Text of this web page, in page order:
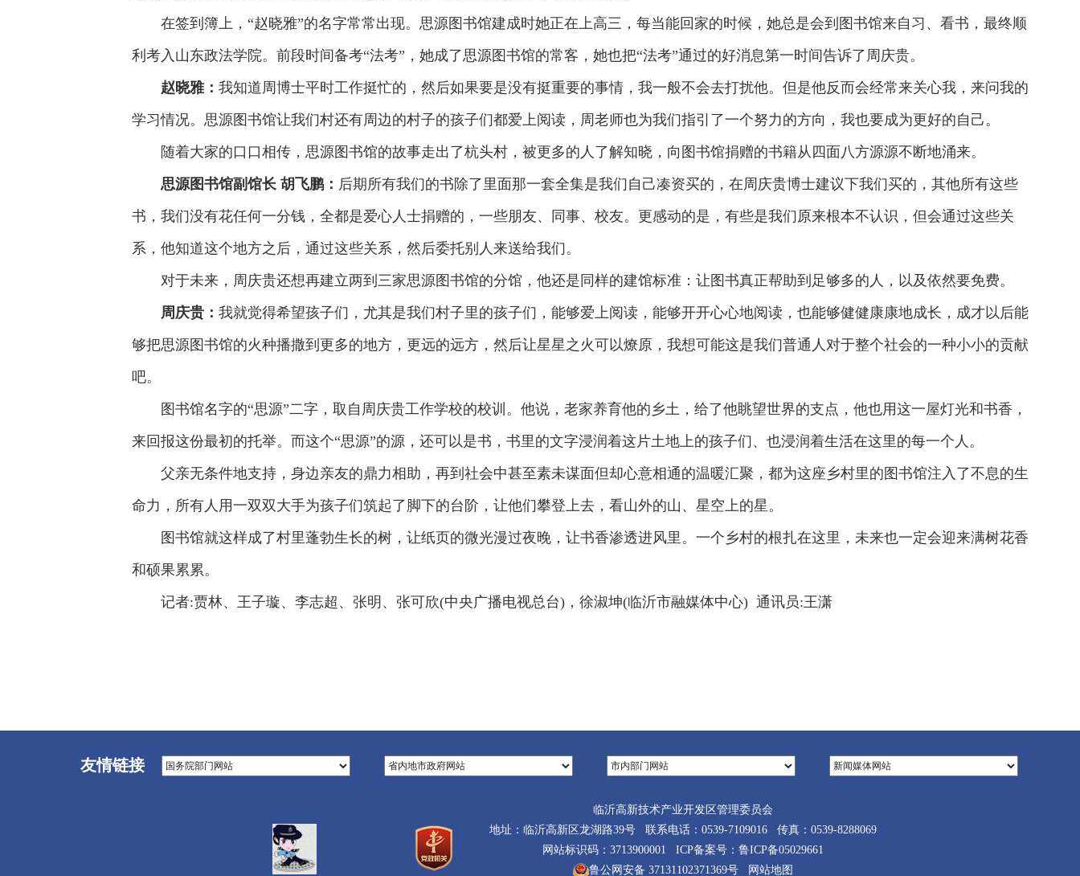
在签到簿上，“赵晓雅”的名字常常出现。思源图书馆建成时她正在上高三，每当能回家的时候，她总是会到图书馆来自习、看书，最终顺
利考入山东政法学院。前段时间备考“法考”，她成了思源图书馆的常客，她也把“法考”通过的好消息第一时间告诉了周庆贵。
赵晓雅： 我知道周博士平时工作挺忙的，然后如果要是没有挺重要的事情，我一般不会去打扰他。但是他反而会经常来关心我，来问我的
学习情况。思源图书馆让我们村还有周边的村子的孩子们都爱上阅读，周老师也为我们指引了一个努力的方向，我也要成为更好的自己。
随着大家的口口相传，思源图书馆的故事走出了杭头村，被更多的人了解知晓，向图书馆捐赠的书籍从四面八方源源不断地涌来。
思源图书馆副馆长 胡飞鹏： 后期所有我们的书除了里面那一套全集是我们自己凑资买的，在周庆贵博士建议下我们买的，其他所有这些
书，我们没有花任何一分钱，全都是爱心人士捐赠的，一些朋友、同事、校友。更感动的是，有些是我们原来根本不认识，但会通过这些关
系，他知道这个地方之后，通过这些关系，然后委托别人来送给我们。
对于未来，周庆贵还想再建立两到三家思源图书馆的分馆，他还是同样的建馆标准：让图书真正帮助到足够多的人，以及依然要免费。
周庆贵： 我就觉得希望孩子们，尤其是我们村子里的孩子们，能够爱上阅读，能够开开心心地阅读，也能够健健康康地成长，成才以后能
够把思源图书馆的火种播撒到更多的地方，更远的远方，然后让星星之火可以燎原，我想可能这是我们普通人对于整个社会的一种小小的贡献
吧。
图书馆名字的“思源”二字，取自周庆贵工作学校的校训。他说，老家养育他的乡土，给了他眺望世界的支点，他也用这一屋灯光和书香，
来回报这份最初的托举。而这个“思源”的源，还可以是书，书里的文字浸润着这片土地上的孩子们、也浸润着生活在这里的每一个人。
父亲无条件地支持，身边亲友的鼎力相助，再到社会中甚至素未谋面但却心意相通的温暖汇聚，都为这座乡村里的图书馆注入了不息的生
命力，所有人用一双双大手为孩子们筑起了脚下的台阶，让他们攀登上去，看山外的山、星空上的星。
图书馆就这样成了村里蓬勃生长的树，让纸页的微光漫过夜晚，让书香渗透进风里。一个乡村的根扎在这里，未来也一定会迎来满树花香
和硕果累累。
记者:贾林、王子璇、李志超、张明、张可欣(中央广播电视总台)，徐淑坤(临沂市融媒体中心) 通讯员:王潇
友情链接
临沂高新技术产业开发区管理委员会
地址：临沂高新区龙湖路39号 联系电话：0539-7109016 传真：0539-8288069
网站标识码：3713900001 ICP备案号： 鲁ICP备05029661
鲁公网安备 37131102371369号
网站地图